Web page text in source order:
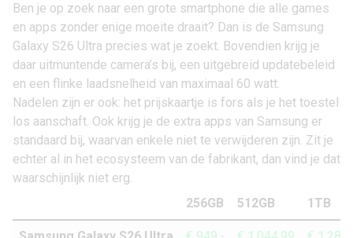
Ben je op zoek naar een grote smartphone die alle games
en apps zonder enige moeite draait? Dan is de Samsung
Galaxy S26 Ultra precies wat je zoekt. Bovendien krijg je
daar uitmuntende camera’s bij, een uitgebreid updatebeleid
en een flinke laadsnelheid van maximaal 60 watt.
Nadelen zijn er ook: het prijskaartje is fors als je het toestel
los aanschaft. Ook krijg je de extra apps van Samsung er
standaard bij, waarvan enkele niet te verwijderen zijn. Zit je
echter al in het ecosysteem van de fabrikant, dan vind je dat
waarschijnlijk niet erg.
256GB
512GB 1TB